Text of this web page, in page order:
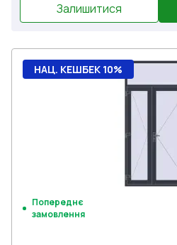
Залишитися
НАЦ. КЕШБЕК 10%
Попереднє
замовлення